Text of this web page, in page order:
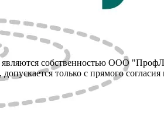
собственностью ООО
только с прямого